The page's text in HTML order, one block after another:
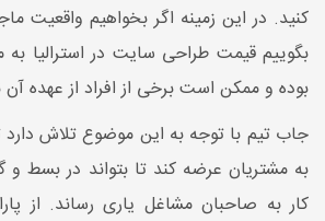
کنید. در این زمینه اگر بخواهیم واقعیت
بگوییم قیمت طراحی سایت در استرالیا به
بوده و ممکن است برخی از افراد از عهده آن
جاب تیم با توجه به این موضوع تلاش
به مشتریان عرضه کند تا بتواند در
کار به صاحبان مشاغل یاری رساند. از